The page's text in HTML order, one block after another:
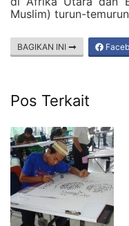
Muslim) turun-
BAGIKAN INI
Pos Terkait